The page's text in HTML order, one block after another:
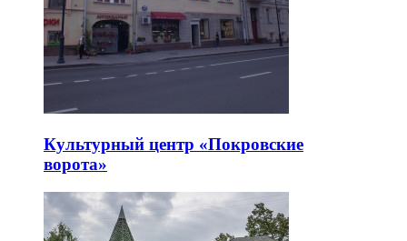
Культурный центр «Покровские
ворота»